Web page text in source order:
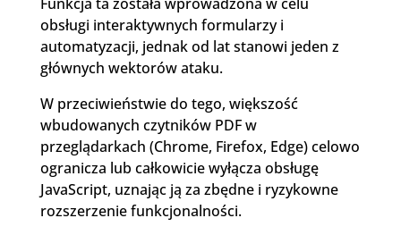
obsługi interaktywnych formularzy i
automatyzacji, jednak od lat stanowi jeden z
głównych wektorów ataku.
W przeciwieństwie do tego, większość
wbudowanych czytników PDF w
przeglądarkach (Chrome, Firefox, Edge) celowo
ogranicza lub całkowicie wyłącza obsługę
JavaScript, uznając ją za zbędne i ryzykowne
rozszerzenie funkcjonalności.